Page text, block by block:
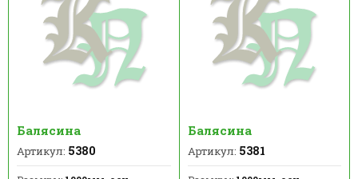
Балясина
Артикул: 5380
Балясина
Артикул: 5381